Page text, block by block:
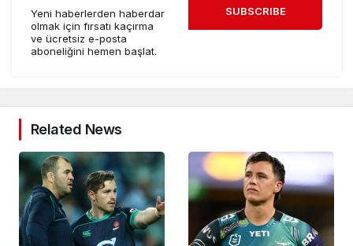
Yeni haberlerden haberdar
olmak için fırsatı kaçırma
ve ücretsiz e-posta
aboneliğini hemen başlat.
SUBSCRIBE
Related News